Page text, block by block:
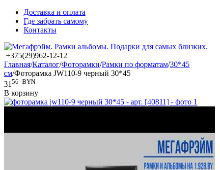
Доставка и оплата
Где забрать самому
Контакты
+375(29)962-12-12
Главная/Каталог/Фоторамки/Рамки по форматам/30*45
см/Фоторамка JW110-9 черный 30*45
31 56 BYN
В корзину